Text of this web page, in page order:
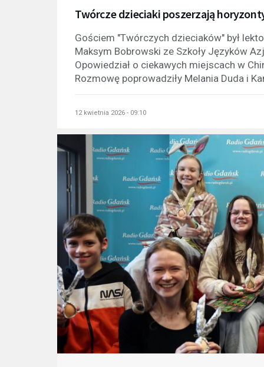
Twórcze dzieciaki poszerzają
Gościem "Twórczych dzieciaków" był
Maksym Bobrowski ze Szkoły Języków
Opowiedział o ciekawych miejscach w
Rozmowę poprowadziły Melania Duda i
12 kwietnia 2026 - 09:10